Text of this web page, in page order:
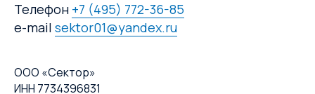
Телефон +7 (495) 772-36-85
e-mail sektor01@yandex.ru
ООО «Сектор»
ИНН 7734396831